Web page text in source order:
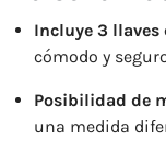
Incluye 3 llaves
cómodo y
Posibilidad de
una medida